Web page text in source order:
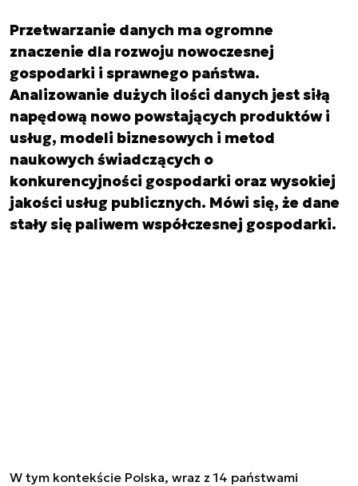
Przetwarzanie danych ma ogromne
znaczenie dla rozwoju nowoczesnej
gospodarki i sprawnego państwa.
Analizowanie dużych ilości danych jest siłą
napędową nowo powstających produktów i
usług, modeli biznesowych i metod
naukowych świadczących o
konkurencyjności gospodarki oraz wysokiej
jakości usług publicznych. Mówi się, że dane
stały się paliwem współczesnej gospodarki.
W tym kontekście Polska, wraz z 14 państwami